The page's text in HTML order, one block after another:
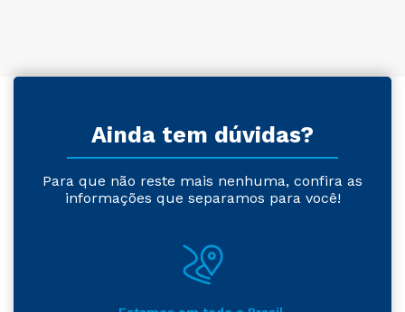
Ainda tem dúvidas?
Para que não reste mais nenhuma, confira as
informações que separamos para você!